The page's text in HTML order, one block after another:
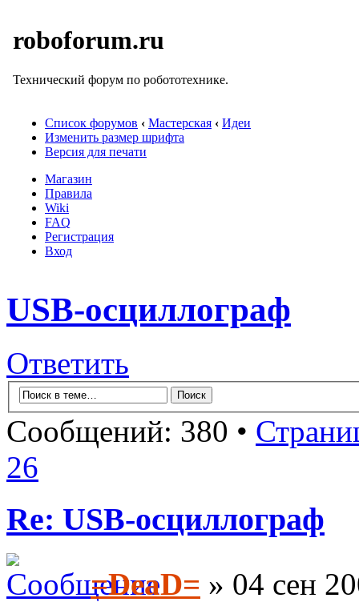
roboforum.ru
Технический форум по робототехнике.
Список форумов ‹ Мастерская ‹ Идеи
Изменить размер шрифта
Версия для печати
Магазин
Правила
Wiki
FAQ
Регистрация
Вход
USB-осциллограф
Ответить
Сообщений: 380 •
26
Re: USB-осциллограф
=DeaD= » 04 сен